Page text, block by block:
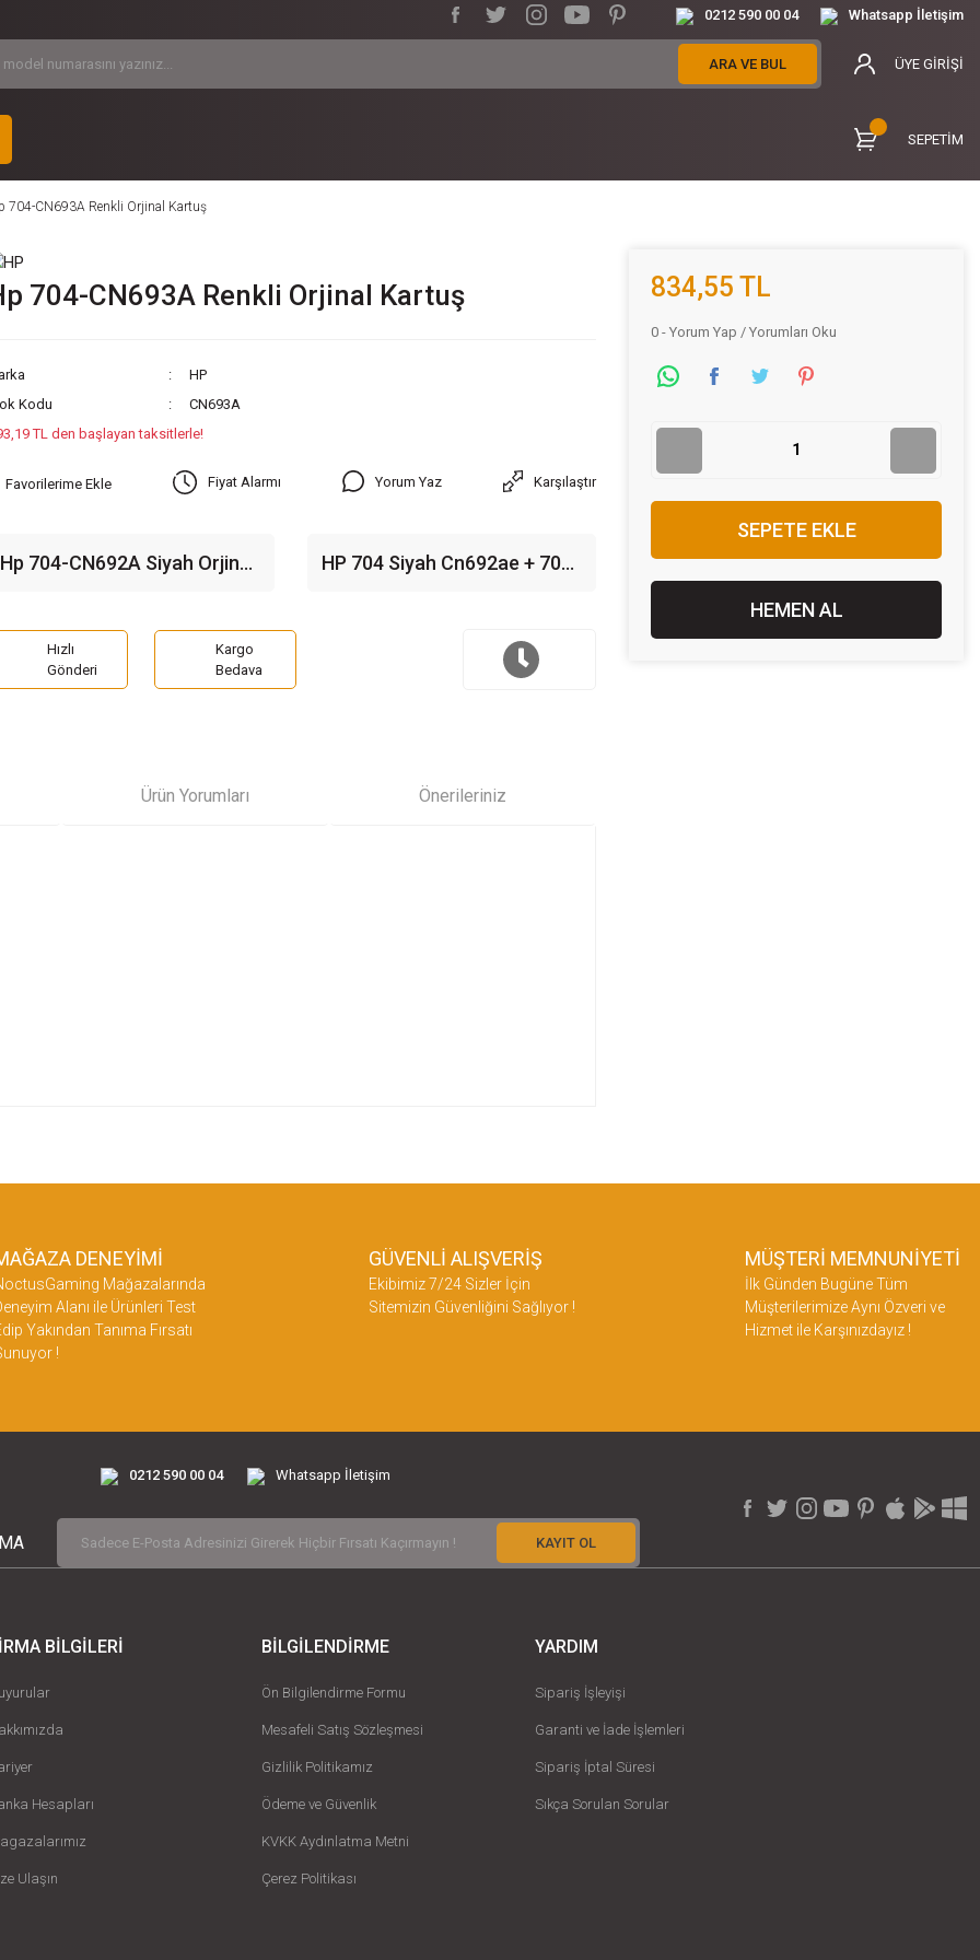
0212 590 00 04 Whatsapp İletişim
ARA VE BUL ÜYE GİRİŞİ
SEPETİM
704-CN693A Renkli Orjinal Kartuş
704-CN693A Renkli Orjinal Kartuş
HP
Kodu
CN693A
TL den başlayan taksitlerle!
Fiyat Alarmı Yorum Yaz Karşılaştır
Hp 704-CN692A Siyah Orjinal
HP 704 Siyah Cn692ae + 704
Hızlı
Gönderi
Kargo
Bedava
Ürün Yorumları Önerileriniz
834,55 TL
0 - Yorum Yap / Yorumları Oku
SEPETE EKLE
HEMEN AL
DENEYİMİ
Mağazalarında
Alanı ile Ürünleri Test
Yakından Tanıma Fırsatı
!
GÜVENLİ ALIŞVERİŞ
Ekibimiz 7/24 Sizler İçin
Sitemizin Güvenliğini Sağlıyor !
MÜŞTERİ MEMNUNİYETİ
İlk Günden Bugüne Tüm
Müşterilerimize Aynı Özveri ve
Hizmet ile Karşınızdayız !
0212 590 00 04 Whatsapp İletişim
KAYIT OL
BİLGİLERİ
Hesapları
Ulaşın
BİLGİLENDİRME
Ön Bilgilendirme Formu
Mesafeli Satış Sözleşmesi
Gizlilik Politikamız
Ödeme ve Güvenlik
KVKK Aydınlatma Metni
Çerez Politikası
YARDIM
Sipariş İşleyişi
Garanti ve İade İşlemleri
Sipariş İptal Süresi
Sıkça Sorulan Sorular